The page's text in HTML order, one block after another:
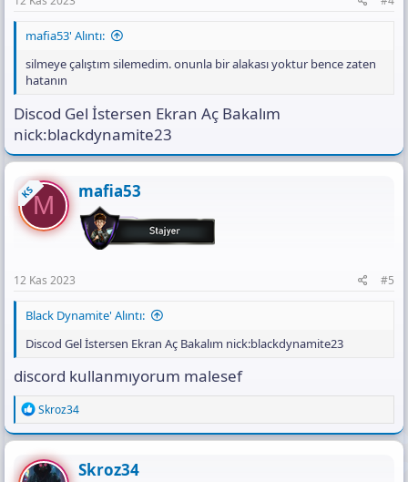
mafia53' Alıntı:
silmeye çalıştım silemedim. onunla bir alakası yoktur bence zaten
hatanın
Discod Gel İstersen Ekran Aç Bakalım
nick:blackdynamite23
KSM mafia53
12 Kas 2023 #5
Black Dynamite' Alıntı:
Discod Gel İstersen Ekran Aç Bakalım nick:blackdynamite23
discord kullanmıyorum malesef
R
e
a
c
t
Skroz34
Skroz34